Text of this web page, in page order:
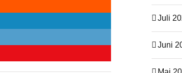
Juli
Juni